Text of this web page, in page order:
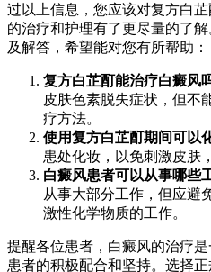
过以上信息，您应该对复方白
的治疗和护理有了更尽量的了
及解答，希望能对您有所帮助：
复方白芷酊能治疗白癜风
皮肤色素脱失症状，但不
疗方法。
使用复方白芷酊期间可以
患处化妆，以免刺激皮肤
白癜风患者可以从事哪些
从事大部分工作，但应避
激性化学物质的工作。
提醒各位患者，白癜风的治疗
患者的积极配合和坚持。选择